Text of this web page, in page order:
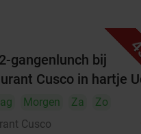
gangenlunch bij
Cusco in hartje
Morgen Za
Zo
Cusco